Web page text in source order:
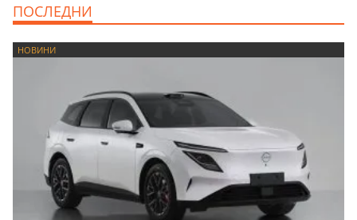
ПОСЛЕДНИ
НОВИНИ